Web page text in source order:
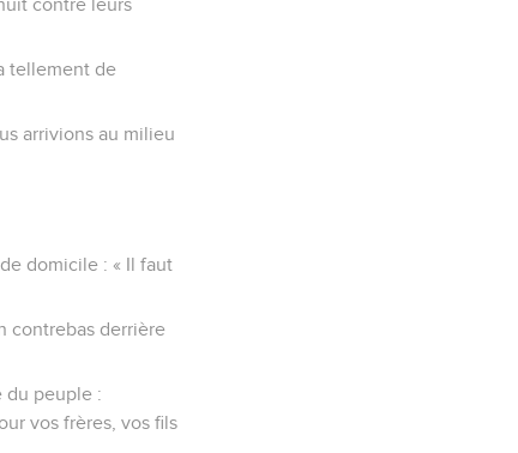
contre leurs
tellement de
arrivions au milieu
domicile : « Il faut
contrebas derrière
du peuple :
vos frères, vos fils